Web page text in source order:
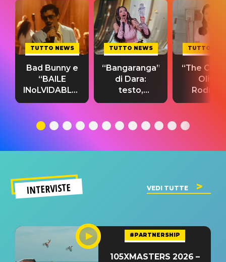
TUTTO NEWS
Bad Bunny e
“BAILE
INoLVIDABLE”:
testo,
significato
TUTTO NEWS
“Bangaranga”
di Dara:
testo,
traduzione e
del singolo
TUTTO
“The
Olivia
testo,
INTERVISTE VEDI TUTTE
#PARTNERSHIP
105XMASTERS 2026 –